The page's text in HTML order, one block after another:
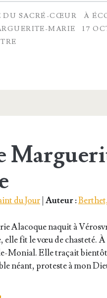
DU SACRÉ-CŒUR À
MARIE
17
du Jour |Auteur :
Ala­coque naquit à
elle fit le vœu de chas­te­té.
Monial. Elle tra­çait bien­tôt
néant, pro­teste à mon